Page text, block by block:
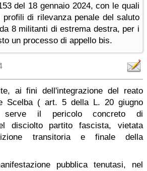
del 18 gennaio 2024, con le quali
di rilevanza penale del saluto
8 militanti di estrema destra, per i
un processo di appello bis.
ai fini dell'integrazione del reato
Scelba ( art. 5 della L. 20 giugno
il pericolo concreto di
disciolto partito fascista, vietata
transitoria e finale della
pubblica tenutasi, nel